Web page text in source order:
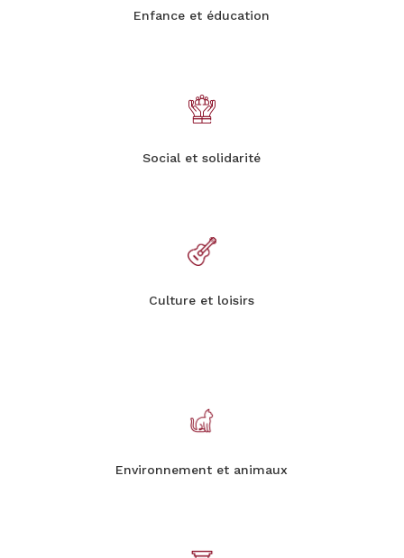
Enfance et éducation
Social et solidarité
Culture et loisirs
Environnement et animaux